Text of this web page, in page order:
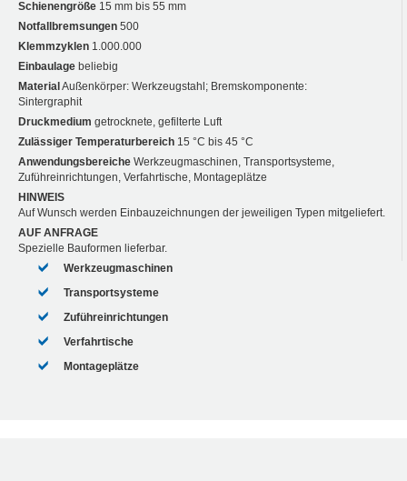
Schienengröße 15 mm bis 55 mm
Notfallbremsungen 500
Klemmzyklen 1.000.000
Einbaulage beliebig
MaterialAußenkörper: Werkzeugstahl; Bremskomponente:
Sintergraphit
Druckmedium getrocknete, gefilterte Luft
Zulässiger Temperaturbereich 15 °C bis 45 °C
Anwendungsbereiche Werkzeugmaschinen, Transportsysteme,
Zuführeinrichtungen, Verfahrtische, Montageplätze
HINWEIS
Auf Wunsch werden Einbauzeichnungen der jeweiligen Typen mitgeliefert.
AUF ANFRAGE
Spezielle Bauformen lieferbar.
Werkzeugmaschinen
Transportsysteme
Zuführeinrichtungen
Verfahrtische
Montageplätze